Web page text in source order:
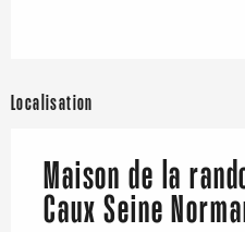
Localisation
Maison de la
Caux Seine